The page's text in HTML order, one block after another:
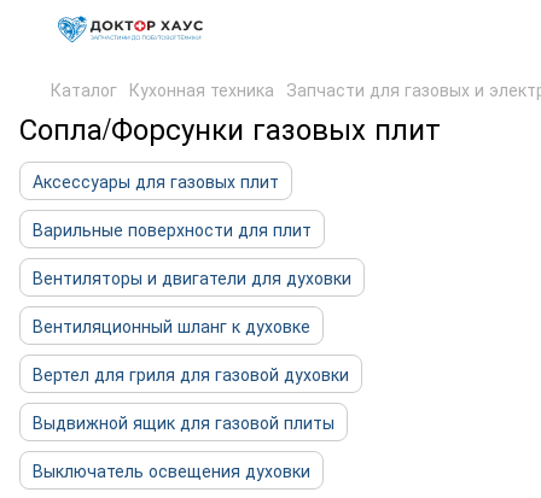
Каталог Кухонная техника Запчасти для газовых и
Сопла/Форсунки газовых плит
Аксессуары для газовых плит
Варильные поверхности для плит
Вентиляторы и двигатели для духовки
Вентиляционный шланг к духовке
Вертел для гриля для газовой духовки
Выдвижной ящик для газовой плиты
Выключатель освещения духовки